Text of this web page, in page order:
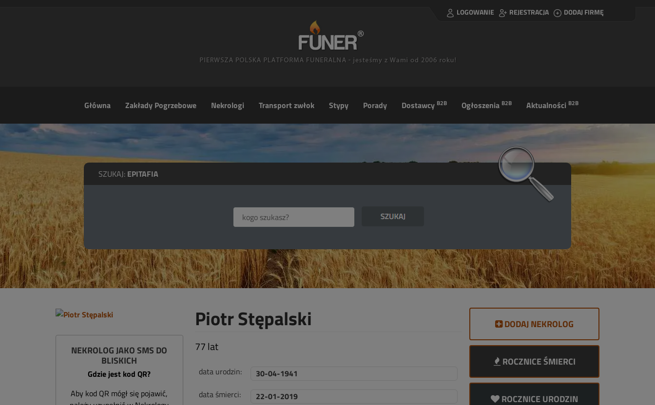
LOGOWANIE REJESTRACJA DODAJ FIRMĘ
Główna Zakłady Pogrzebowe Nekrologi Transport zwłok Stypy Porady Dostawcy B2B Ogłoszenia B2B Aktualności B2B
SZUKAJ: EPITAFIA
NEKROLOG JAKO SMS DO
BLISKICH
Gdzie jest kod QR?
Aby kod QR mógł się pojawić,
Piotr Stępalski
77 lat
data urodzin:
30-04-1941
data śmierci:
22-01-2019
DODAJ NEKROLOG
ROCZNICE ŚMIERCI
ROCZNICE URODZIN